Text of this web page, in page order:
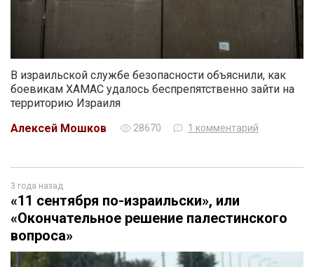
В израильской службе безопасности объяснили, как
боевикам ХАМАС удалось беспрепятственно зайти на
территорию Израиля
Алексей Мошков
28670 1 комментарий
3 года назад
«11 сентября по-израильски», или
«Окончательное решение палестинского
вопроса»